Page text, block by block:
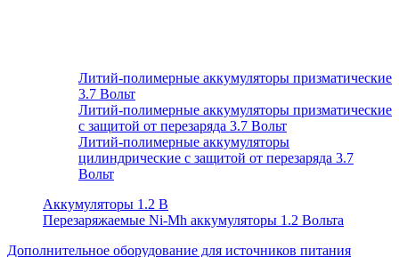
Литий-полимерные аккумуляторы призматические
3.7 Вольт
Литий-полимерные аккумуляторы призматические
с защитой от перезаряда 3.7 Вольт
Литий-полимерные аккумуляторы
цилиндрические с защитой от перезаряда 3.7
Вольт
Аккумуляторы 1.2 В
Перезаряжаемые Ni-Mh аккумуляторы 1.2 Вольта
Дополнительное оборудование для источников питания